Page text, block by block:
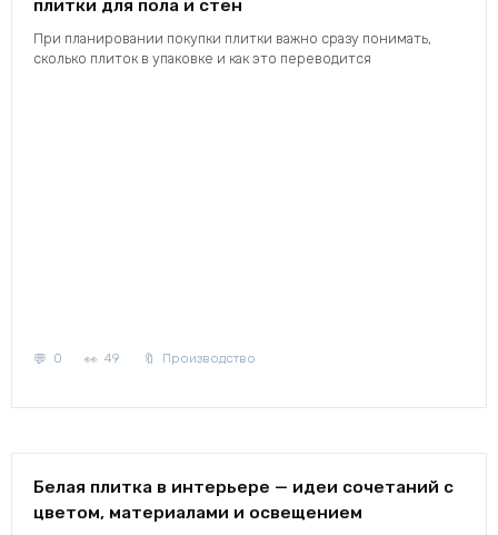
плитки для пола и стен
При планировании покупки плитки важно сразу понимать,
сколько плиток в упаковке и как это переводится
0 49 Производство
Белая плитка в интерьере — идеи сочетаний с
цветом, материалами и освещением